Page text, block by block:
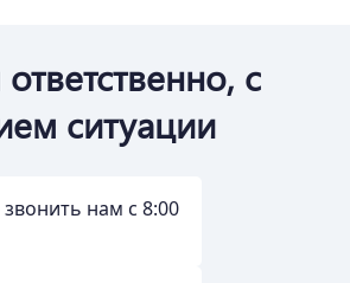
с
ситуации
нам с 8:00